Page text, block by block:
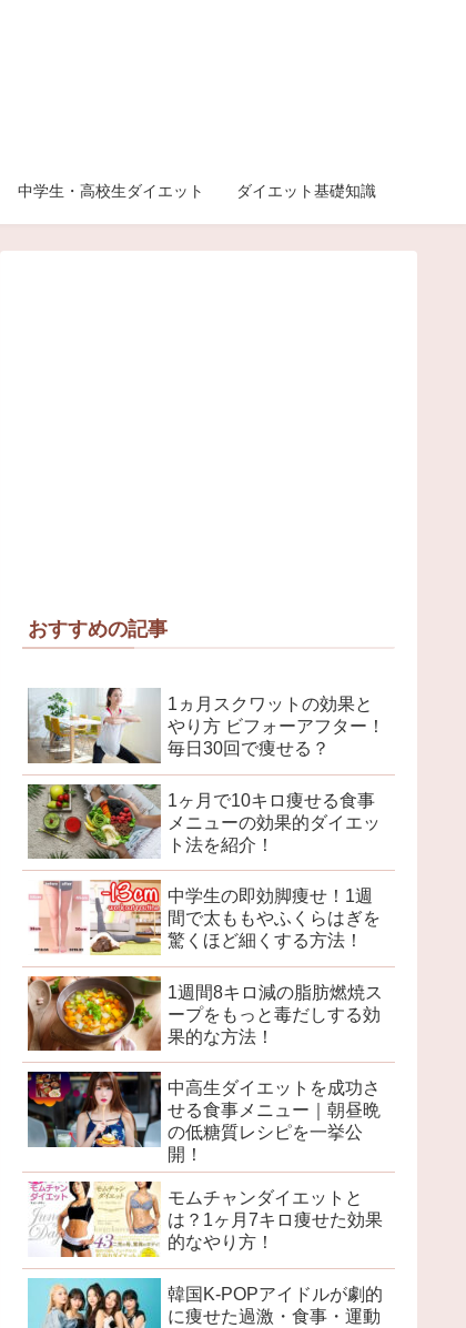
中学生・高校生ダイエット ダイエット基礎知識
おすすめの記事
1ヵ月スクワットの効果と
やり方 ビフォーアフター！
毎日30回で痩せる？
1ヶ月で10キロ痩せる食事
メニューの効果的ダイエッ
ト法を紹介！
中学生の即効脚痩せ！1週
間で太ももやふくらはぎを
驚くほど細くする方法！
1週間8キロ減の脂肪燃焼ス
ープをもっと毒だしする効
果的な方法！
中高生ダイエットを成功さ
せる食事メニュー｜朝昼晩
の低糖質レシピを一挙公
開！
モムチャンダイエットと
は？1ヶ月7キロ痩せた効果
的なやり方！
韓国K-POPアイドルが劇的
に痩せた過激・食事・運動